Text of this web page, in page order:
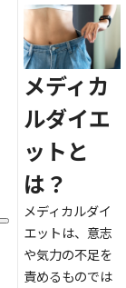
メディカ
ルダイエ
ットと
は？
メディカルダイ
エットは、意志
や気力の不足を
責めるものでは